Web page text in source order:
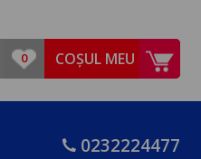
COȘUL MEU
0232224477